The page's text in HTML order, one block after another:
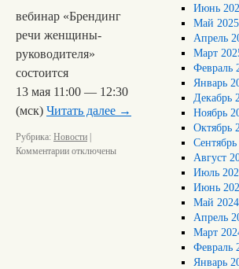
вебинар «Брендинг
речи женщины-
руководителя»
состоится
13 мая 11:00 — 12:30
(мск) Читать далее →
Рубрика: Новости
Комментарии отключены
Июнь
Май 2025
Апрель
Март
Февраль
Январь
Декабрь
Ноябрь
Октябрь
Август
Июль
Июнь
Май 2024
Апрель
Март
Февраль
Январь